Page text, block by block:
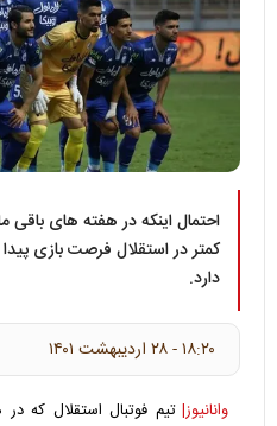
احتمال اینکه در هفته های باقی
کمتر در استقلال فرصت بازی
دارد.
۱۸:۲۰ - ۲۸ ارديبهشت ۱۴۰۱
وانانیوز| تیم فوتبال استقلال که